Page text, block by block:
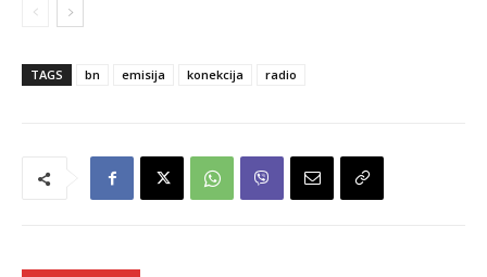
TAGS bn emisija konekcija radio